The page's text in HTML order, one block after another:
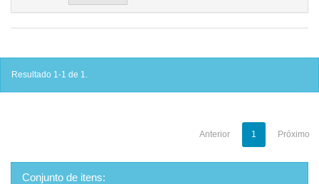
Resultado 1-1 de 1.
Anterior 1 Próximo
Conjunto de itens: